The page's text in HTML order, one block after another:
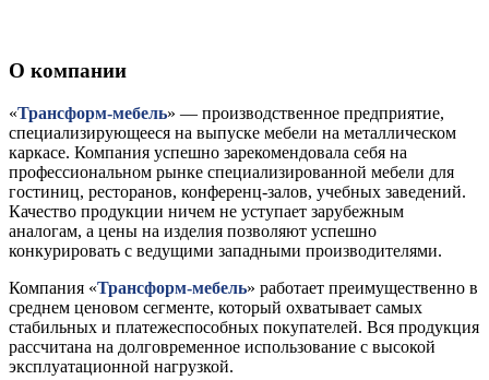
О компании
«Трансформ-мебель» — производственное предприятие,
специализирующееся на выпуске мебели на металлическом
каркасе. Компания успешно зарекомендовала себя на
профессиональном рынке специализированной мебели для
гостиниц, ресторанов, конференц-залов, учебных заведений.
Качество продукции ничем не уступает зарубежным
аналогам, а цены на изделия позволяют успешно
конкурировать с ведущими западными производителями.
Компания «Трансформ-мебель» работает преимущественно в
среднем ценовом сегменте, который охватывает самых
стабильных и платежеспособных покупателей. Вся продукция
рассчитана на долговременное использование с высокой
эксплуатационной нагрузкой.